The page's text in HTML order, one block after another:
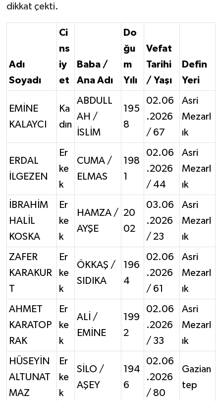
dikkat çekti.
Adı
Soyadı
Ci
ns
iy
et
Baba /
Ana Adı
Do
ğu
m
Yılı
Vefat
Tarihi
/ Yaşı
Defin
Yeri
EMİNE
KALAYCI
Ka
dın
ABDULL
AH /
İSLİM
195
8
02.06
.2026
/ 67
Asri
Mezarl
ık
ERDAL
İLGEZEN
Er
ke
k
CUMA /
ELMAS
198
1
02.06
.2026
/ 44
Asri
Mezarl
ık
İBRAHİM
HALİL
KOSKA
Er
ke
k
HAMZA /
AYŞE
20
02
03.06
.2026
/ 23
Asri
Mezarl
ık
ZAFER
KARAKUR
T
Er
ke
k
ÖKKAŞ /
SIDIKA
196
4
02.06
.2026
/ 61
Asri
Mezarl
ık
AHMET
KARATOP
RAK
Er
ke
k
ALİ /
EMİNE
199
2
02.06
.2026
/ 33
Asri
Mezarl
ık
HÜSEYİN
ALTUNAT
MAZ
Er
ke
k
SİLO /
AŞEY
194
6
02.06
.2026
/ 80
Gazian
tep
Yemek